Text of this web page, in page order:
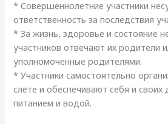
* Совершеннолетние участники
ответственность за последствия
* За жизнь, здоровье и состояние
участников отвечают их родители
уполномоченные родителями.
* Участники самостоятельно
слёте и обеспечивают себя и
питанием и водой.